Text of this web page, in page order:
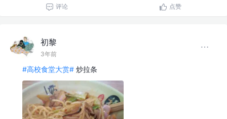
评论 点赞
初黎
3年前
#高校食堂大赏# 炒拉条